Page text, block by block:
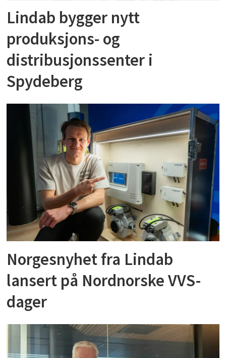
Lindab bygger nytt
produksjons- og
distribusjonssenter i
Spydeberg
Norgesnyhet fra Lindab
lansert på Nordnorske VVS-
dager